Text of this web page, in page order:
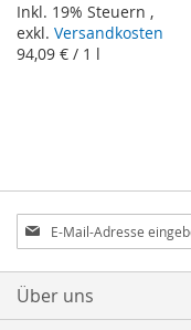
Inkl. 19% Steuern ,
exkl. Versandkosten
94,09 € / 1 l
Anmeldung
zum
Newsletter:
Über uns